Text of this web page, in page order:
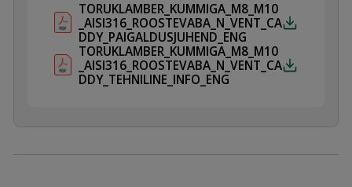
TORUKLAMBER_KUMMIGA_M8_M10
_AISI316_ROOSTEVABA_N_VENT_CA
DDY_PAIGALDUSJUHEND_ENG
TORUKLAMBER_KUMMIGA_M8_M10
_AISI316_ROOSTEVABA_N_VENT_CA
DDY_TEHNILINE_INFO_ENG